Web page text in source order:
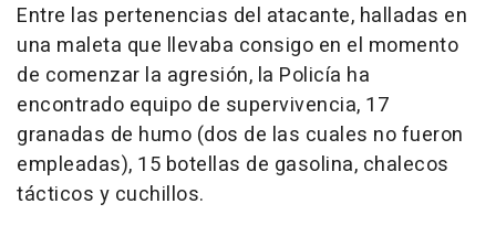
Entre las pertenencias del atacante, halladas en
una maleta que llevaba consigo en el momento
de comenzar la agresión, la Policía ha
encontrado equipo de supervivencia, 17
granadas de humo (dos de las cuales no fueron
empleadas), 15 botellas de gasolina, chalecos
tácticos y cuchillos.